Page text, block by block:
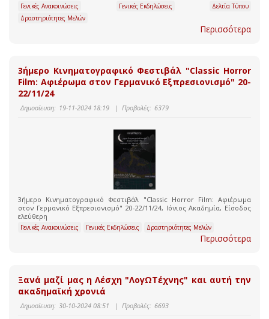
Γενικές Ανακοινώσεις Γενικές Εκδηλώσεις
Δελτία Τύπου
Δραστηριότητες Μελών
Περισσότερα
3ήμερο Κινηματογραφικό Φεστιβάλ "Classic Horror
Film: Αφιέρωμα στον Γερμανικό Εξπρεσιονισμό" 20-
22/11/24
Δημοσίευση: 19-11-2024 18:19 | Προβολές: 6379
3ήμερο Κινηματογραφικό Φεστιβάλ "Classic Horror Film: Αφιέρωμα
στον Γερμανικό Εξπρεσιονισμό" 20-22/11/24, Ιόνιος Ακαδημία, Είσοδος
ελεύθερη
Γενικές Ανακοινώσεις Γενικές Εκδηλώσεις Δραστηριότητες Μελών
Περισσότερα
Ξανά μαζί μας η Λέσχη "ΛογΩΤέχνης" και αυτή την
ακαδημαϊκή χρονιά
Δημοσίευση: 30-10-2024 08:51 | Προβολές: 6693